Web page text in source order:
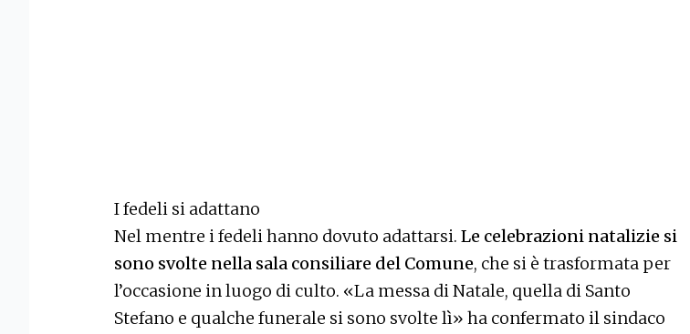
I fedeli si adattano
Nel mentre i fedeli hanno dovuto adattarsi. Le celebrazioni natalizie si
sono svolte nella sala consiliare del Comune, che si è trasformata per
l’occasione in luogo di culto. «La messa di Natale, quella di Santo
Stefano e qualche funerale si sono svolte lì» ha confermato il sindaco